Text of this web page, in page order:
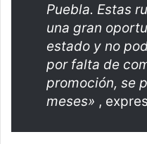
Puebla. Estas
una gran
estado y no
por falta de
promoción, se
meses» ,